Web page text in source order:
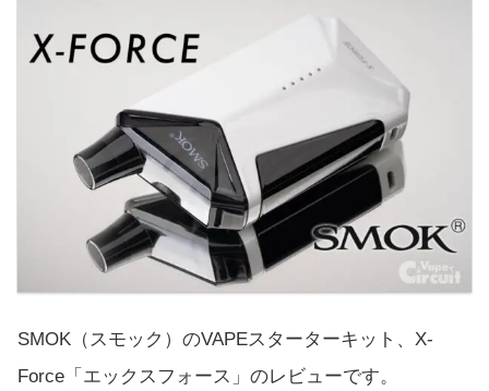
SMOK（スモック）のVAPEスターターキット、X-
Force「エックスフォース」のレビューです。